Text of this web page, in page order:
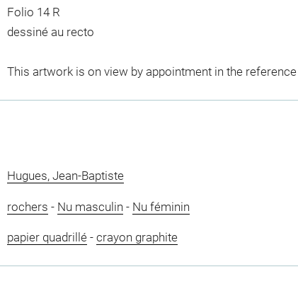
Folio 14 R
dessiné au recto
This artwork is on view by appointment in the
Hugues, Jean-Baptiste
rochers - Nu masculin - Nu féminin
papier quadrillé- crayon graphite